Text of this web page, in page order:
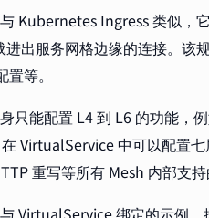
Kubernetes Ingress 类似，
出服务网格边缘的连接。该
等。
只能配置 L4 到 L6 的功能，
VirtualService 中可以配置
重写等所有 Mesh 内部支持
VirtualService 绑定的示例。